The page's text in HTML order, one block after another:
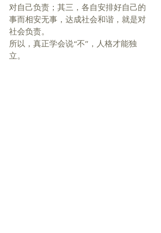
对自己负责；其三，各自安排好自己的
事而相安无事，达成社会和谐，就是对
社会负责。
所以，真正学会说“不”，人格才能独
立。